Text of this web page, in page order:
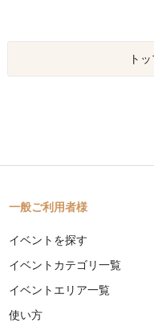
ト
一般ご利用者様
イベントを探す
イベントカテゴリ一覧
イベントエリア一覧
使い方